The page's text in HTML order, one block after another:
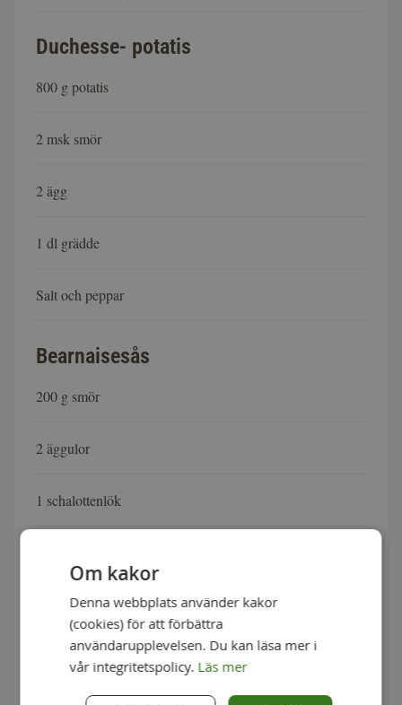
Duchesse- potatis
800 g potatis
2 msk smör
2 ägg
1 dl grädde
Salt och peppar
Bearnaisesås
200 g smör
2 äggulor
1 schalottenlök
1 kruka persilja
1 msk torkad dragon
Om kakor
Denna webbplats använder kakor
(cookies) för att förbättra
användarupplevelsen. Du kan läsa mer i
vår integritetspolicy. Läs mer